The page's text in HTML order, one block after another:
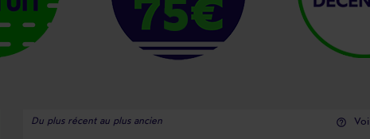
Du plus récent au plus ancien help_outline